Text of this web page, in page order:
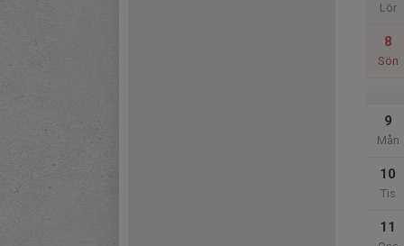
Lör
8
Sön
9
Mån
10
Tis
11